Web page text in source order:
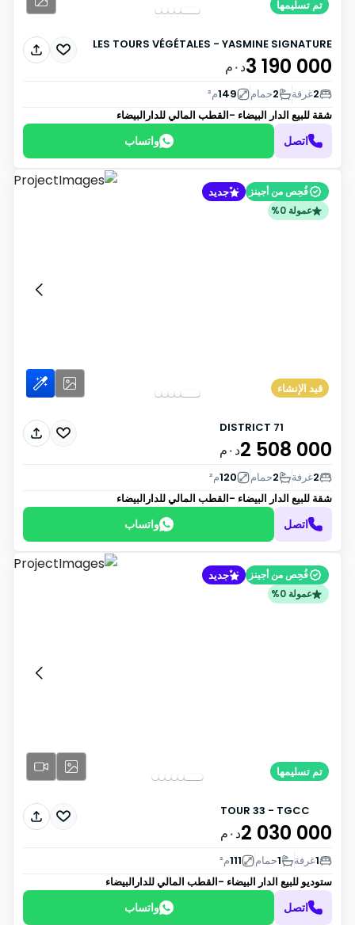
تم تسليمها
LES TOURS VÉGÉTALES - YASMINE SIGNATURE
3 190 000د٠م
2غرفة 2حمام 149م²
شقة للبيع الدار البيضاء -القطب المالي للدارالبيضاء
اتصل واتساب
فُحِص من أجينز جديد
عمولة 0%
قيد الإنشاء
71 DISTRICT
2 508 000د٠م
2غرفة 2حمام 120م²
شقة للبيع الدار البيضاء -القطب المالي للدارالبيضاء
اتصل واتساب
فُحِص من أجينز جديد
عمولة 0%
تم تسليمها
TOUR 33 - TGCC
2 030 000د٠م
1غرفة 1حمام 111م²
ستوديو للبيع الدار البيضاء -القطب المالي للدارالبيضاء
اتصل واتساب